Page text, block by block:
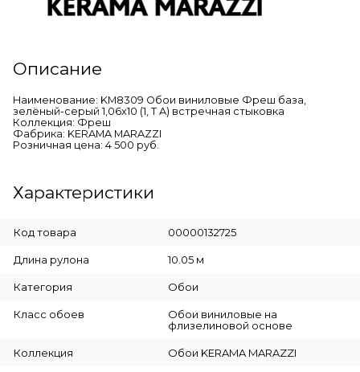
Описание
Наименование: KM8309 Обои виниловые Фреш база,
зелёный-серый 1,06х10 (1, Т A) встречная стыковка
Коллекция: Фреш
Фабрика: KERAMA MARAZZI
Розничная цена: 4 500 руб.
Характеристики
Код товара 00000132725
Длина рулона 10.05 м
Категория Обои
Класс обоев
Обои виниловые на
флизелиновой основе
Коллекция Обои KERAMA MARAZZI